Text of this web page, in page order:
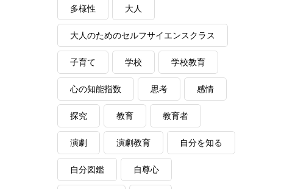
多様性 大人
大人のためのセルフサイエンスクラス
子育て 学校 学校教育
心の知能指数 思考 感情
探究 教育 教育者
演劇 演劇教育 自分を知る
自分図鑑 自尊心